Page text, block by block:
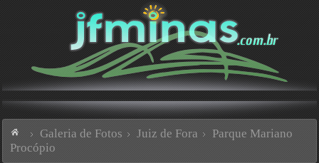
Galeria de Fotos Juiz de Fora
Parque Mariano
Procópio